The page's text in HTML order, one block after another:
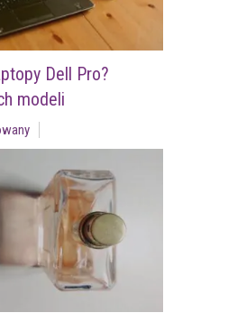
Dell Pro?
modeli